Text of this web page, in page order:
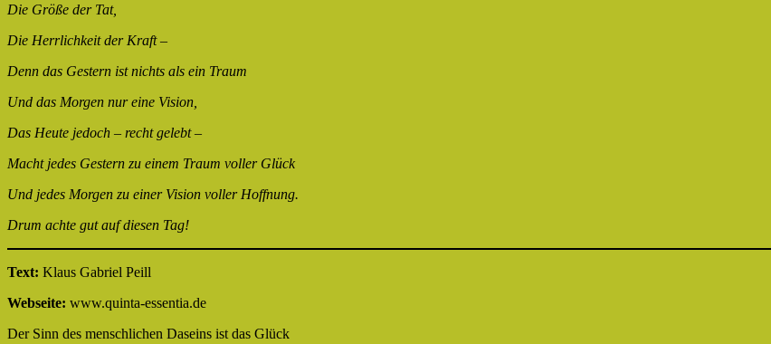
Die Größe der Tat,
Die Herrlichkeit der Kraft –
Denn das Gestern ist nichts als ein Traum
Und das Morgen nur eine Vision,
Das Heute jedoch – recht gelebt –
Macht jedes Gestern zu einem Traum voller Glück
Und jedes Morgen zu einer Vision voller Hoffnung.
Drum achte gut auf diesen Tag!
Text: Klaus Gabriel Peill
Webseite: www.quinta-essentia.de
Der Sinn des menschlichen Daseins ist das Glück